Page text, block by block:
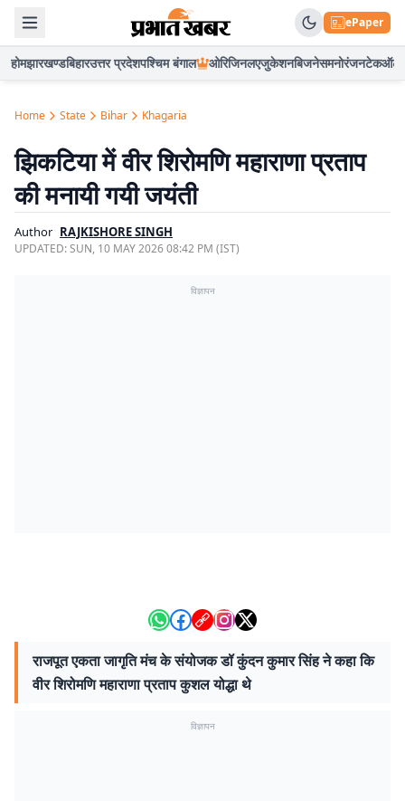
ePaper
होमझारखण्डबिहारउत्तर प्रदेशपश्चिम बंगाल ओरिजिनलएजुकेशनबिजनेसमनोरंजनटेकऑटो
Home State Bihar Khagaria
झिकटिया में वीर शिरोमणि महाराणा प्रताप
की मनायी गयी जयंती
Author RAJKISHORE SINGH
UPDATED:SUN, 10 MAY 2026 08:42 PM (IST)
विज्ञापन
राजपूत एकता जागृति मंच के संयोजक डॉ कुंदन कुमार सिंह ने कहा कि
वीर शिरोमणि महाराणा प्रताप कुशल योद्धा थे
विज्ञापन